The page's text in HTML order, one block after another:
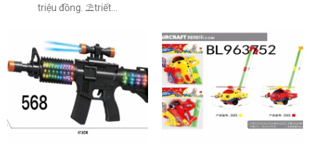
triệu đồng. ⛱triết...